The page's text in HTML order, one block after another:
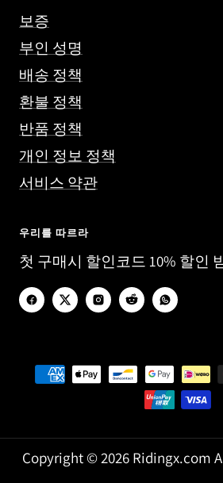
보증
부인 성명
배송 정책
환불 정책
반품 정책
개인 정보 정책
서비스 약관
우리를 따르라
첫 구매시 할인코드 10% 할인
Copyright © 2026 Ridingx.com